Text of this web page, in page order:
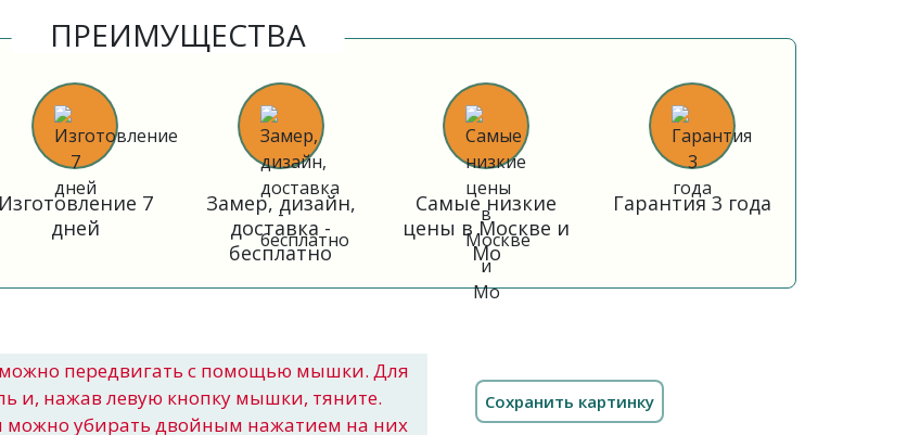
ПРЕИМУЩЕСТВА
Изготовление 7
дней
Замер, дизайн,
доставка -
бесплатно
Самые низкие
цены в Москве и
Мо
Гарантия 3 года
передвигать с помощью мышки. Для
и, нажав левую кнопку мышки, тяните.
можно убирать двойным нажатием на них